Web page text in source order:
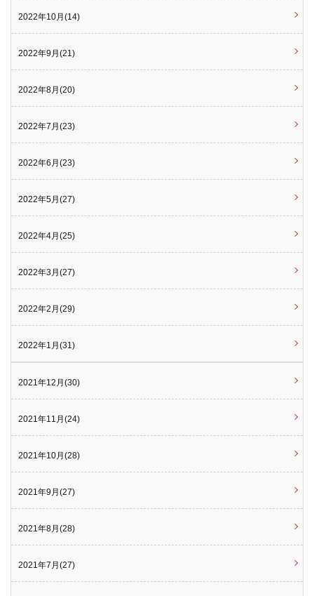
2022年10月(14)
2022年9月(21)
2022年8月(20)
2022年7月(23)
2022年6月(23)
2022年5月(27)
2022年4月(25)
2022年3月(27)
2022年2月(29)
2022年1月(31)
2021年12月(30)
2021年11月(24)
2021年10月(28)
2021年9月(27)
2021年8月(28)
2021年7月(27)